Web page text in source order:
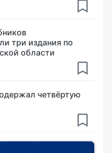
три издания по
области
четвёртую